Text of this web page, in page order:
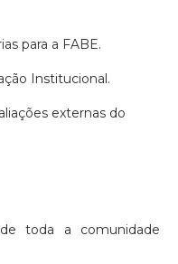
para a FABE.
Institucional.
externas do
toda a comunidade